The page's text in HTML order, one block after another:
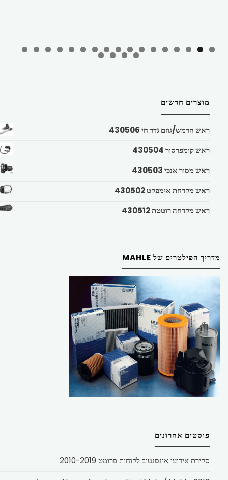
מוצרים חדשים
ראש חרמש/גוזם גדר חי 430506
ראש קומפרסור 430504
ראש מסור אנכי 430503
ראש מקדחת אימפקט 430502
ראש מקדחה רוטטת 430512
מדריך הפילטרים של MAHLE
פוסטים אחרונים
סקירת אירועי אינסנטיב לקוחות פרומט 2010-2019